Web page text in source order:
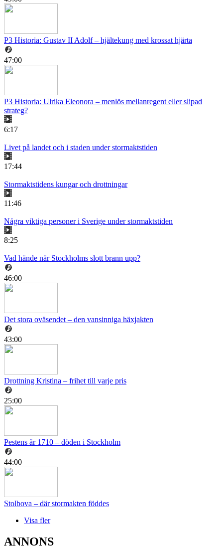
P3 Historia: Gustav II Adolf – hjältekung med krossat hjärta
47:00
P3 Historia: Ulrika Eleonora – menlös mellanregent eller slipad
strateg?
6:17
Livet på landet och i staden under stormaktstiden
17:44
Stormaktstidens kungar och drottningar
11:46
Några viktiga personer i Sverige under stormaktstiden
8:25
Vad hände när Stockholms slott brann upp?
46:00
Det stora oväsendet – den vansinniga häxjakten
43:00
Drottning Kristina – frihet till varje pris
25:00
Pestens år 1710 – döden i Stockholm
44:00
Stolbova – där stormakten föddes
Visa fler
ANNONS